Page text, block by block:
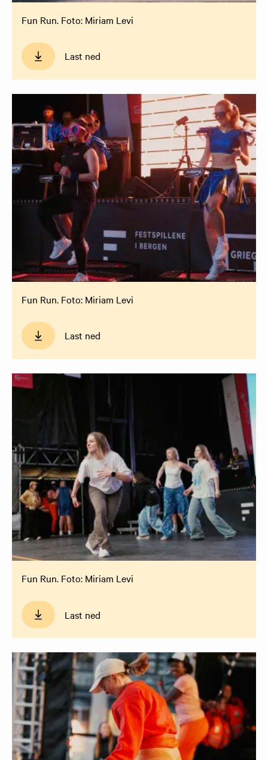
Fun Run. Foto: Miriam Levi
Last ned
Fun Run. Foto: Miriam Levi
Last ned
Fun Run. Foto: Miriam Levi
Last ned